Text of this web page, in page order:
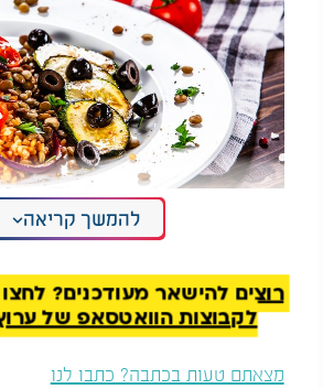
האם בורגול כשר לפסח? | איך בודקים
בודקים קטניות מתולעים? | הרב
להמשך קריאה
רוצים להישאר מעודכנים?
לקבוצות הוואטסאפ של ערוץ 2000
מצאתם טעות בכתבה? כתבו לנו